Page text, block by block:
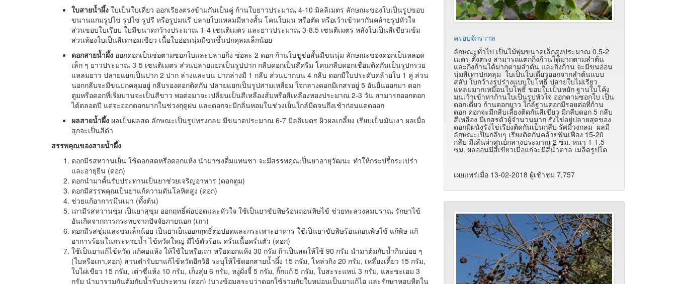
ใบสายน้ำผึ้ง ใบเป็นใบเดี่ยว ออกเรียงตรงข้ามกันเป็นคู่ ก้านใบยาวประมาณ 4-10 มิลลิเมตร ลักษณะของใบเป็นรูปขอบ
ขนานแกมรูปไข่ รูปไข่ รูปรี หรือรูปมนรี ปลายใบแหลมมีหางสั้น โคนใบมน หรือตัด หรือเว้าเข้าหากันคล้ายรูปหัวใจ
ส่วนขอบใบเรียบ ใบมีขนาดกว้างประมาณ 1-4 เซนติเมตร และยาวประมาณ 3-8.5 เซนติเมตร หลังใบเป็นสีเขียวเข้ม
ส่วนท้องใบเป็นสีเทาอมเขียว เนื้อใบอ่อนนุ่มมีขนขึ้นปกคุลมเล็กน้อย
ดอกสายน้ำผึ้ง ออกดอกเป็นช่อตามซอกใบและปลายกิ่ง ช่อละ 2 ดอก ก้านใบชูช่อสั้นมีขนนุ่ม ลักษณะของดอกเป็นหลอด
เล็ก ๆ ยาวประมาณ 3-5 เซนติเมตร ส่วนปลายแยกเป็นรูปปาก กลีบดอกเป็นสีครีม โคนกลีบดอกเชื่อมติดกันเป็นรูปกรวย
แหลมยาว ปลายแยกเป็นปาก 2 ปาก ล่างและบน ปากล่างมี 1 กลีบ ส่วนปากบน 4 กลีบ ดอกมีใบประดับคล้ายใบ 1 คู่ ส่วน
นอกกลีบจะมีขนปกคลุมอยู่ กลีบรองดอกติดกัน ปลายแยกเป็นรูปสามเหลี่ยม ใจกลางดอกมีเกสรอยู่ 5 อันยื่นออกมา ดอก
ตูมหรือดอกที่เริ่มบานจะเป็นสีขาว พอต่อมาจะเปลี่ยนเป็นสีเหลืองส้มหรือสีเหลืองทองประมาณ 2-3 วัน สามารถออกดอก
ได้ตลอดปี แต่จะออกดอกมากในช่วงฤดูฝน และดอกจะมีกลิ่นหอมในช่วงเย็นใกล้มืดจนถึงเช้าก่อนแดดออก
ผลสายน้ำผึ้ง ผลเป็นผลสด ลักษณะเป็นรูปทรงกลม มีขนาดประมาณ 6-7 มิลลิเมตร ผิวผลเกลี้ยง เรียบเป็นมันเงา ผลเมื่อ
สุกจะเป็นสีดำ
สรรพคุณของสายน้ำผึ้ง
ดอกมีรสหวานเย็น ใช้ดอกสดหรือดอกแห้ง นำมาชงดื่มแทนชา จะมีสรรพคุณเป็นยาอายุวัฒนะ ทำให้กระปรี้กระเปร่า
และอายุยืน (ดอก)
ดอกนำมาคั้นรับประทานเป็นยาช่วยเจริญอาหาร (ดอกตูม)
ดอกมีสรรพคุณเป็นยาแก้ความดันโลหิตสูง (ดอก)
ช่วยแก้อาการมึนเมา (ทั้งต้น)
เถามีรสหวานชุ่ม เป็นยาสุขุม ออกฤทธิ์ต่อปอดและหัวใจ ใช้เป็นยาขับพิษร้อนถอนพิษไข้ ช่วยทะลวงลมปราณ รักษาไข้
อันเกิดจากการกระทบจากปัจจัยภายนอก (เถา)
ดอกมีรสชุ่มและขมเล็กน้อย เป็นยาเย็นออกฤทธิ์ต่อปอดและกระเพาะอาหาร ใช้เป็นยาขับพิษร้อนถอนพิษไข้ แก้พิษ แก้
อาการร้อนในกระหายน้ำ ไข้หวัดใหญ่ มีไข้ตัวร้อน ครั่นเนื้อครั่นตัว (ดอก)
ใช้เป็นยาแก้ไข้หวัด แก้คอแห้ง ให้ใช้ใบหรือเถา หรือดอกแห้ง 30 กรัม ถ้าเป็นสดให้ใช้ 90 กรัม นำมาต้มกับน้ำกินบ่อย ๆ
(ใบหรือเถา,ดอก) ส่วนตำรับยาแก้ไข้หวัดอีกวิธี ระบุให้ใช้ดอกสายน้ำผึ้ง 15 กรัม, โหล่วกิง 20 กรัม, เหลี่ยงเคี้ยว 15 กรัม,
ใบไผ่เขียว 15 กรัม, เต่าซี่แห้ง 10 กรัม, เก็งสุ่ย 6 กรัม, หงู่ผั่งจี้ 5 กรัม, กิ๊กแก้ 5 กรัม, ใบสะระแหน่ 3 กรัม, และชะเอม 3
กรัม นำมารวมกันต้มกับน้ำรับประทาน (ดอก) (บางข้อมูลระบุว่าดอกใช้ร่วมกับใบหม่อนเป็นยาแก้ไอ และรักษาหอบหืดใน
ครอบจักรวาล
ลักษณะทั่วไป เป็นไม้พุ่มขนาดเล็กสูงประมาณ 0.5-2
เมตร ตั้งตรง สามารถแตกกิ่งก้านได้มากตามลำต้น
และกิ่งก้านได้มากตามลำต้น และกิ่งก้าน จะมีขนอ่อน
นุ่มสีเทาปกคลุม ใบเป็นใบเดี่ยวออกจากลำต้นแบบ
สลับ ใบกว้างรูปร่างแบบใบโพธิ์ ปลายใบไม่เรียว
แหลมมากเหมือนใบโพธิ์ ขอบใบเป็นหยัก ฐานใบโค้ง
มนเว้าเข้าหาก้านใบเป็นรูปหัวใจ ออกตามซอกใบ เป็น
ดอกเดี่ยว ก้านดอกยาว ใกล้ฐานดอกมีรอยต่อที่ก้าน
ดอก ดอกจะมีกลีบเลี้ยงติดกันสีเขียว มีกลีบดอก 5 กลีบ
สีเหลือง มีเกสรตัวผู้จำนวนมาก รังไข่อยู่ปลายสุดของ
ดอกมีผนังรังไข่เรียงติดกันเป็นกลีบ รัศมีวงกลม ผลมี
ลักษณะเป็นกลีบๆ เรียงติดกันคล้ายฟันเฟือง 15-20
กลีบ มีเส้นผ่าศูนย์กลางประมาณ 2 ซม. หนา 1-1.5
ซม. ผลอ่อนมีสีเขียวเมื่อแก่จะมีสีน้ำตาล เมล็ดรูปไต
เผยแพร่เมื่อ 13-02-2018 ผู้เช้าชม 7,757